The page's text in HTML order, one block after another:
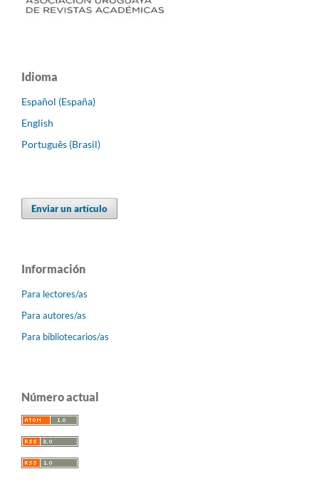
Idioma
Español (España)
English
Português (Brasil)
Enviar un artículo
Información
Para lectores/as
Para autores/as
Para bibliotecarios/as
Número actual